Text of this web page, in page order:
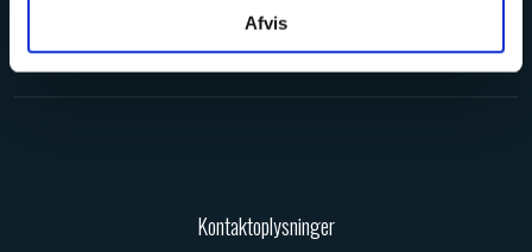
Afvis
Industrivej 25, 7620 Lemvig
Klik her for rutevejledning
CVR: 18510316
Kontaktoplysninger